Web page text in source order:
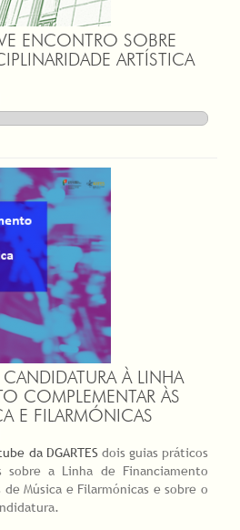
ENCONTRO SOBRE
ARTÍSTICA
À LINHA
COMPLEMENTAR ÀS
E FILARMÓNICAS
da DGARTESdois guias práticos
sobre a Linha de Financiamento
de Música e Filarmónicas e sobre o